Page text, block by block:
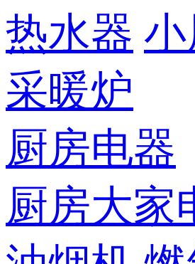
热水器 小
采暖炉
厨房电器
厨房大家